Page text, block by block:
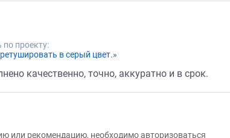
проекту:
в серый цвет.»
качественно, точно, аккуратно и в срок.
или рекомендацию, необходимо авторизоваться